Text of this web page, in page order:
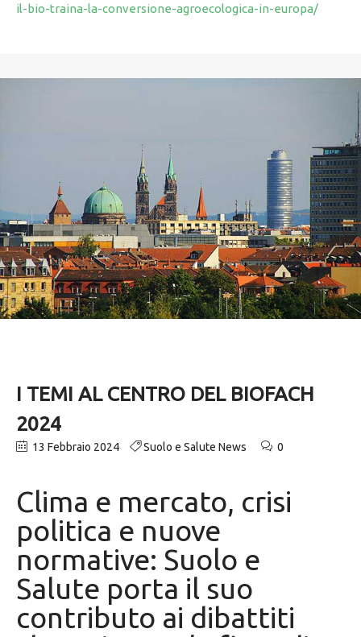
il-bio-traina-la-conversione-agroecologica-in-europa/
I TEMI AL CENTRO DEL BIOFACH
2024
13 Febbraio 2024 Suolo e Salute News 0
Clima e mercato, crisi
politica e nuove
normative: Suolo e
Salute porta il suo
contributo ai dibattiti